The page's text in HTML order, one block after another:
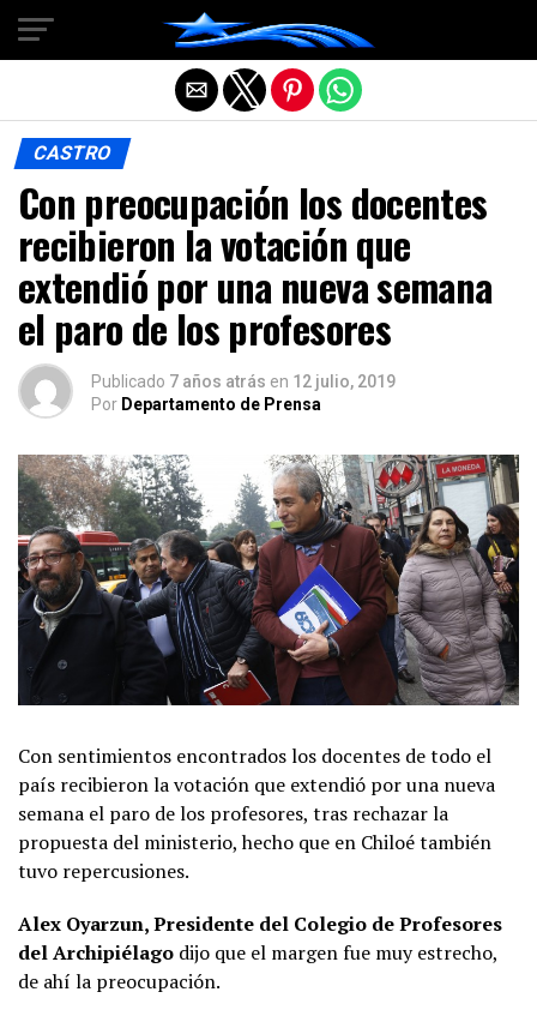
CASTRO
Con preocupación los docentes
recibieron la votación que
extendió por una nueva semana
el paro de los profesores
Publicado 7 años atrás en 12 julio, 2019
Por Departamento de Prensa
Con sentimientos encontrados los docentes de todo el
país recibieron la votación que extendió por una nueva
semana el paro de los profesores, tras rechazar la
propuesta del ministerio, hecho que en Chiloé también
tuvo repercusiones.
Alex Oyarzun, Presidente del Colegio de Profesores
del Archipiélago dijo que el margen fue muy estrecho,
de ahí la preocupación.
Salir de la versión móvil